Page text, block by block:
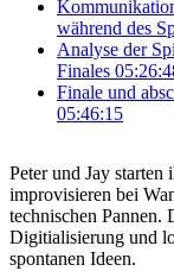
während des
Analyse der
Finales
Finale und
05:46:15
Peter und Jay starten
improvisieren bei
technischen Pannen.
Digitialisierung und
spontanen Ideen.